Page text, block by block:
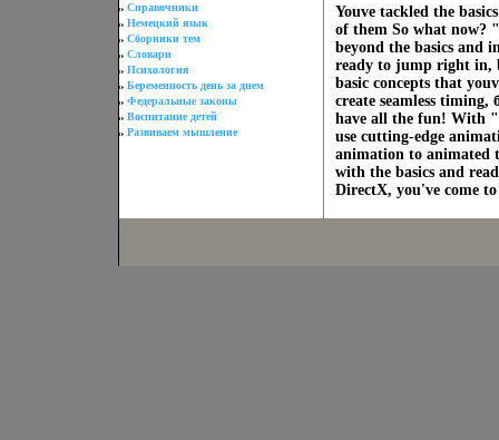
Справочники
Немецкий язык
Сборники тем
Словари
Психология
Беременность день за днем
Федеральные законы
Воспитание детей
Развиваем мышление
Youve tackled the
of them So what now?
beyond the basics and
ready to jump right in,
basic concepts that
create seamless
have all the fun! With
use cutting-edge
animation to animated
with the basics and
DirectX, you've come